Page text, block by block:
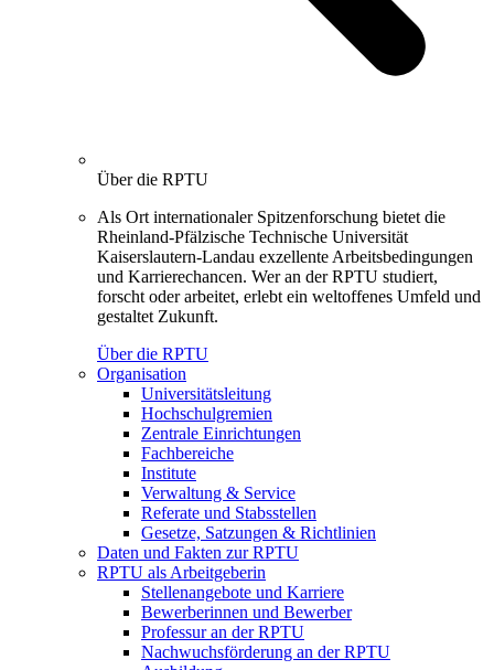
Über die RPTU
Als Ort internationaler Spitzenforschung bietet die
Rheinland-Pfälzische Technische Universität
Kaiserslautern-Landau exzellente Arbeitsbedingungen
und Karrierechancen. Wer an der RPTU studiert,
forscht oder arbeitet, erlebt ein weltoffenes Umfeld und
gestaltet Zukunft.
Über die RPTU
Organisation
Universitätsleitung
Hochschulgremien
Zentrale Einrichtungen
Fachbereiche
Institute
Verwaltung & Service
Referate und Stabsstellen
Gesetze, Satzungen & Richtlinien
Daten und Fakten zur RPTU
RPTU als Arbeitgeberin
Stellenangebote und Karriere
Bewerberinnen und Bewerber
Professur an der RPTU
Nachwuchsförderung an der RPTU